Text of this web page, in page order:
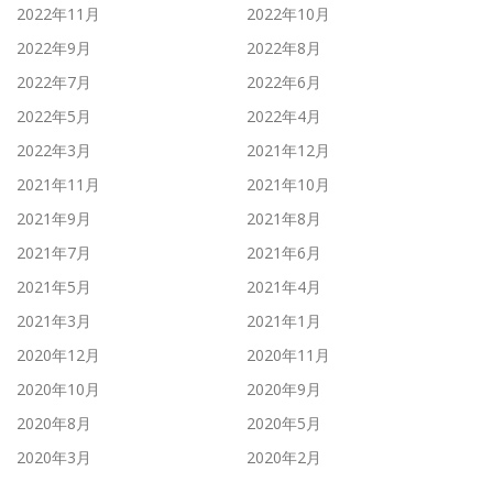
2022年11月
2022年10月
2022年9月
2022年8月
2022年7月
2022年6月
2022年5月
2022年4月
2022年3月
2021年12月
2021年11月
2021年10月
2021年9月
2021年8月
2021年7月
2021年6月
2021年5月
2021年4月
2021年3月
2021年1月
2020年12月
2020年11月
2020年10月
2020年9月
2020年8月
2020年5月
2020年3月
2020年2月